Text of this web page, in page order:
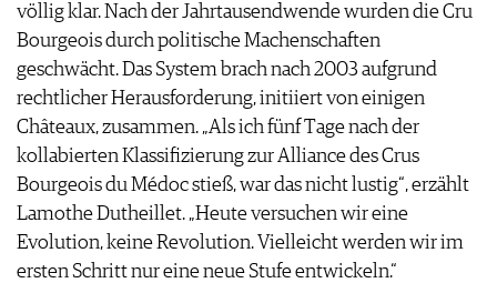
völlig klar. Nach der Jahrtausendwende wurden die Cru
Bourgeois durch politische Machenschaften
geschwächt. Das System brach nach 2003 aufgrund
rechtlicher Herausforderung, initiiert von einigen
Châteaux, zusammen. „Als ich fünf Tage nach der
kollabierten Klassifizierung zur Alliance des Crus
Bourgeois du Médoc stieß, war das nicht lustig“, erzählt
Lamothe Dutheillet. „Heute versuchen wir eine
Evolution, keine Revolution. Vielleicht werden wir im
ersten Schritt nur eine neue Stufe entwickeln.“